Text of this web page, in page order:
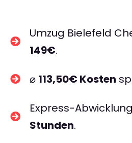
Umzug Bielefeld
149€.
⌀ 113,50€ Kosten
Express-
Stunden.